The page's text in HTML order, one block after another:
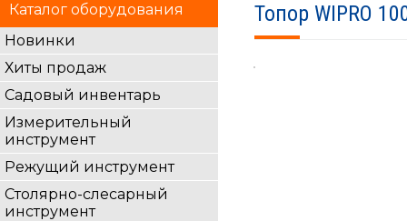
Каталог оборудования
Новинки
Хиты продаж
Садовый инвентарь
Измерительный
инструмент
Режущий инструмент
Столярно-слесарный
инструмент
Топор WIPRO